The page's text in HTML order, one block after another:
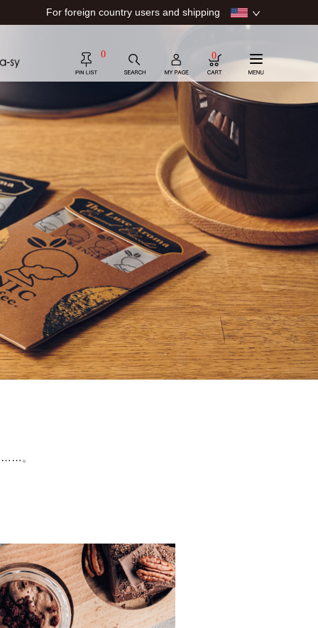
For foreign country users and shipping
0 0
……。